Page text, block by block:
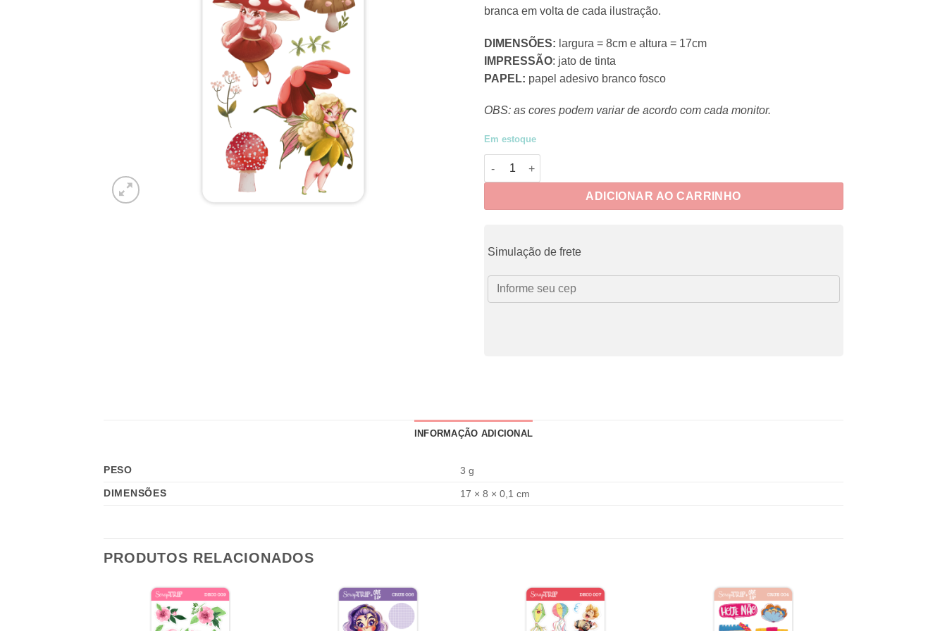
branca em volta de cada ilustração.
DIMENSÕES: largura = 8cm e altura = 17cm
IMPRESSÃO: jato de tinta
PAPEL: papel adesivo branco fosco
OBS: as cores podem variar de acordo com cada monitor.
Em estoque
CRUE014 - Adesivos Fadas quantidade
ADICIONAR AO CARRINHO
Simulação de frete
INFORMAÇÃO ADICIONAL
PESO
3 g
DIMENSÕES
17 × 8 × 0,1 cm
PRODUTOS RELACIONADOS